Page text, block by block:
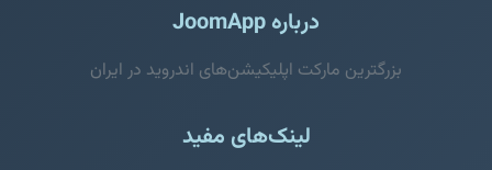
درباره JoomApp
بزرگترین مارکت اپلیکیشن‌های اندروید در ایران
لینک‌های مفید